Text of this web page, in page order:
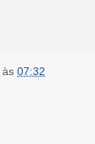
às 07:32